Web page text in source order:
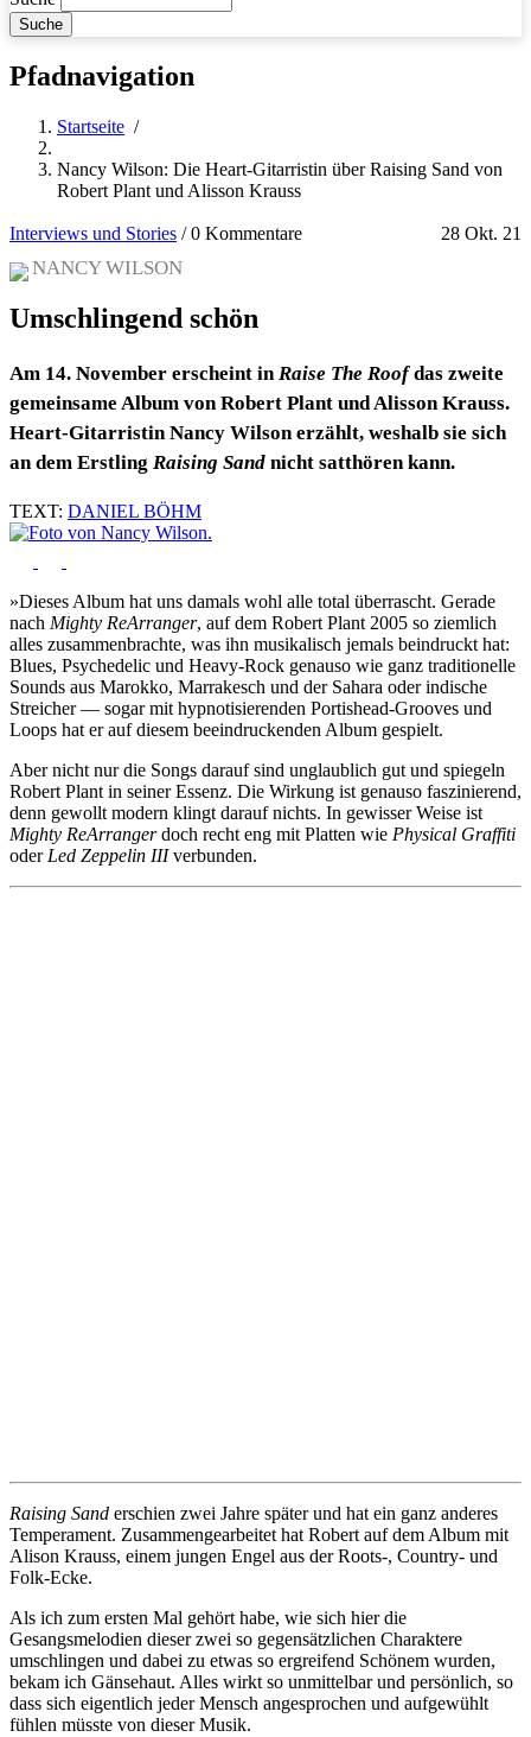
Pfadnavigation
Startseite /
Nancy Wilson: Die Heart-Gitarristin über Raising Sand von
Robert Plant und Alisson Krauss
Interviews und Stories 28 Okt. 21
/0 Kommentare
NANCY WILSON
Umschlingend schön
Am 14. November erscheint inRaise The Roofdas zweite
gemeinsame Album von Robert Plant und Alisson Krauss.
Heart-Gitarristin Nancy Wilson erzählt, weshalb sie sich
an dem Erstling Raising Sand nicht satthören kann.
TEXT: DANIEL BÖHM
»Dieses Album hat uns damals wohl alle total überrascht. Gerade
nach Mighty ReArranger, auf dem Robert Plant 2005 so ziemlich
alles zusammenbrachte, was ihn musikalisch jemals beindruckt hat:
Blues, Psychedelic und Heavy-Rock genauso wie ganz traditionelle
Sounds aus Marokko, Marrakesch und der Sahara oder indische
Streicher — sogar mit hypnotisierenden Portishead-Grooves und
Loops hat er auf diesem beeindruckenden Album gespielt.
Aber nicht nur die Songs darauf sind unglaublich gut und spiegeln
Robert Plant in seiner Essenz. Die Wirkung ist genauso faszinierend,
denn gewollt modern klingt darauf nichts. In gewisser Weise ist
Mighty ReArrangerdoch recht eng mit Platten wie Physical Graffiti
oder Led Zeppelin IIIverbunden.
Raising Sand erschien zwei Jahre später und hat ein ganz anderes
Temperament. Zusammengearbeitet hat Robert auf dem Album mit
Alison Krauss, einem jungen Engel aus der Roots-, Country- und
Folk-Ecke.
Als ich zum ersten Mal gehört habe, wie sich hier die
Gesangsmelodien dieser zwei so gegensätzlichen Charaktere
umschlingen und dabei zu etwas so ergreifend Schönem wurden,
bekam ich Gänsehaut. Alles wirkt so unmittelbar und persönlich, so
dass sich eigentlich jeder Mensch angesprochen und aufgewühlt
fühlen müsste von dieser Musik.